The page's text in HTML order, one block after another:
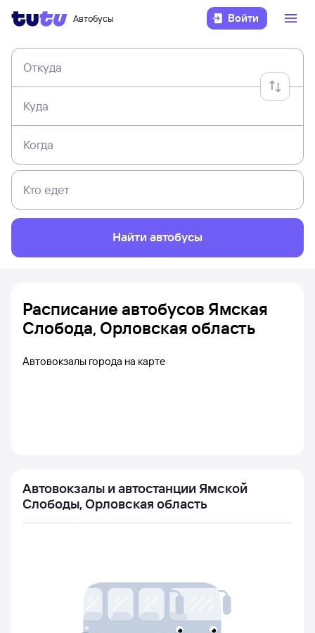
Автобусы Войти
Откуда
Куда
Когда
Кто едет
Найти автобусы
Расписание автобусов Ямская
Слобода, Орловская область
Автовокзалы города на карте
Автовокзалы и автостанции Ямской
Слободы, Орловская область